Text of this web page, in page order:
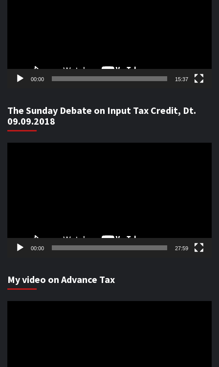
00:00 15:37
The Sunday Debate on Input Tax Credit, Dt.
09.09.2018
00:00 27:59
My video on Advance Tax